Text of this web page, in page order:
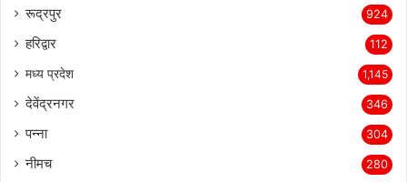
रूद्रपुर 924
हरिद्वार 112
मध्य प्रदेश 1,145
देवेंद्रनगर 346
पन्ना 304
नीमच 280